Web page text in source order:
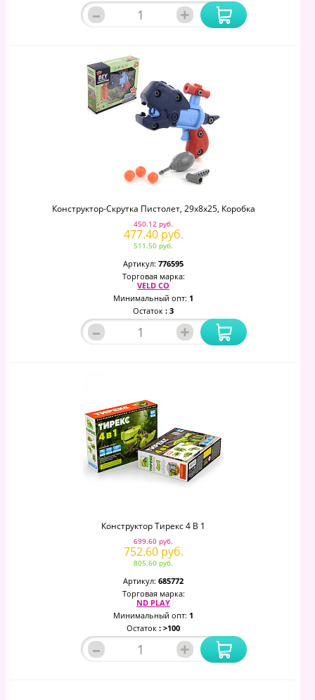
– +
Конструктор-Скрутка Пистолет, 29х8х25, Коробка
450.12 руб.
477.40 руб.
511.50 руб.
Артикул: 776595
Торговая марка:
VELD CO
Минимальный опт: 1
Остаток : 3
– +
Конструктор Тирекс 4 В 1
699.60 руб.
752.60 руб.
805.60 руб.
Артикул: 685772
Торговая марка:
ND PLAY
Минимальный опт: 1
Остаток : >100
– +